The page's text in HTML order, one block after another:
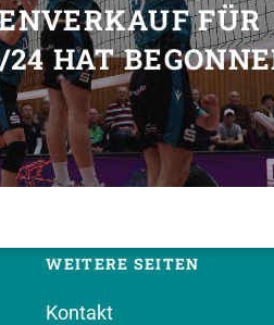
FÜR
HAT
WEITERE SEITEN
Kontakt